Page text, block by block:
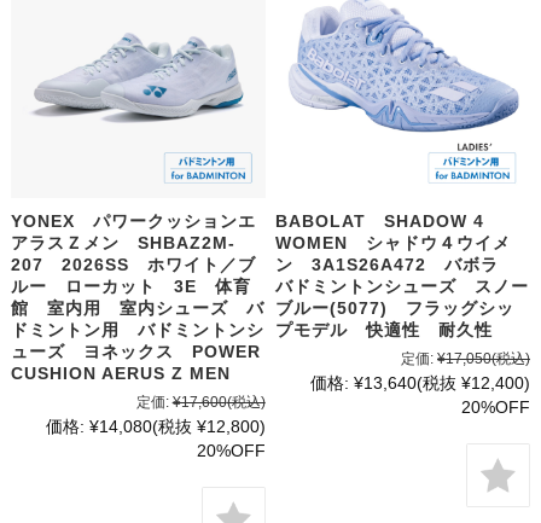
YONEX パワークッションエ
アラスＺメン SHBAZ2M-
207 2026SS ホワイト／ブ
ルー ローカット 3E 体育
館 室内用 室内シューズ バ
ドミントン用 バドミントンシ
ューズ ヨネックス POWER
CUSHION AERUS Z MEN
定価: ¥17,600(税込)
価格: ¥14,080(税抜 ¥12,800)
20%OFF
BABOLAT SHADOW 4
WOMEN シャドウ４ウイメ
ン 3A1S26A472 バボラ
バドミントンシューズ スノー
ブルー(5077) フラッグシッ
プモデル 快適性 耐久性
定価: ¥17,050(税込)
価格: ¥13,640(税抜 ¥12,400)
20%OFF